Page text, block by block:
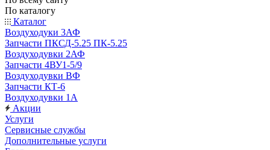
По каталогу
Каталог
Воздуходуки 3АФ
Запчасти ПКСД-5.25 ПК-5.25
Воздуходувки 2АФ
Запчасти 4ВУ1-5/9
Воздуходувки ВФ
Запчасти КТ-6
Воздуходувки 1А
Акции
Услуги
Сервисные службы
Дополнительные услуги